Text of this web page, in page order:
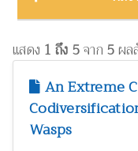
แสดง 1 ถึง 5จาก 5ผ
An Extreme
Wasps
วิทยานิพนธ์
หนังสือ
เทคโนโลยีและวิศวกรร
ประวัติวิทยาศาสตร์
พฤกษศาสตร์และผลิตภั
พิพิธภัณฑ์ศึกษา
ภูมิปัญญาท้องถิ่น
ภาคเหนือ
ZooKeys
Far Eastern
วารสารวนศาสตร์
ผลงานภาษาไทย
2025
2024
2023
2022